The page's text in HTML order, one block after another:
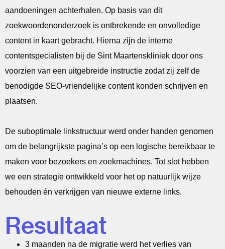
aandoeningen achterhalen. Op basis van dit
zoekwoordenonderzoek is ontbrekende en onvolledige
content in kaart gebracht. Hierna zijn de interne
contentspecialisten bij de Sint Maartenskliniek door ons
voorzien van een uitgebreide instructie zodat zij zelf de
benodigde SEO-vriendelijke content konden schrijven en
plaatsen.
De suboptimale linkstructuur werd onder handen genomen
om de belangrijkste pagina’s op een logische bereikbaar te
maken voor bezoekers en zoekmachines. Tot slot hebben
we een strategie ontwikkeld voor het op natuurlijk wijze
behouden én verkrijgen van nieuwe externe links.
Resultaat
3 maanden na de migratie werd het verlies van